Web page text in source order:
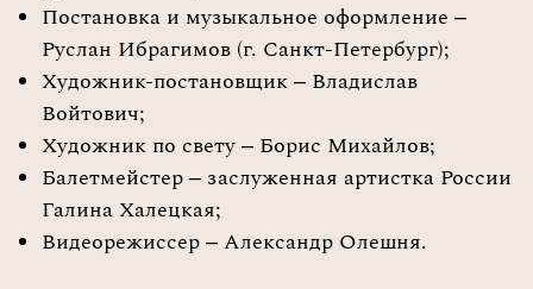
Постановка и музыкальное оформление –
Руслан Ибрагимов (г. Санкт-Петербург);
Художник-постановщик – Владислав
Войтович;
Художник по свету – Борис Михайлов;
Балетмейстер – заслуженная артистка России
Галина Халецкая;
Видеорежиссер – Александр Олешня.